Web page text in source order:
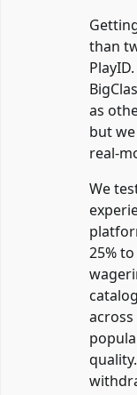
than
PlayID.
as
but
real-
We
25%